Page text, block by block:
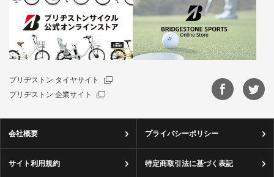
ブリヂストン タイヤサイト
ブリヂストン 企業サイト
会社概要 プライバシーポリシー
サイト利用規約 特定商取引法に基づく表記